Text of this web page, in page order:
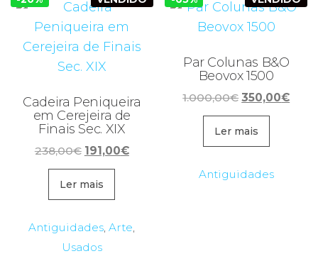
Cadeira Peniqueira
em Cerejeira de
Finais Sec. XIX
238,00€ O
preço
original
era:
191,00€O
Ler mais
Antiguidades,Arte,
Usados
Par Colunas B&O
Beovox 1500
1.000,00€ O
preço
original
era:
350,00€O
Ler mais
Antiguidades